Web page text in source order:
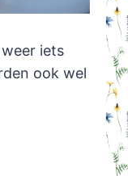
iets
ook wel